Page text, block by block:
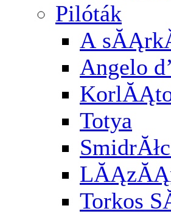
Pilóták
A
Angelo
Totya
Torkos